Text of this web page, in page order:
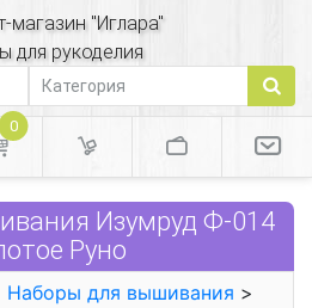
магазин "Иглара"
для рукоделия
0
Изумруд Ф-014
Руно
Наборы для вышивания >